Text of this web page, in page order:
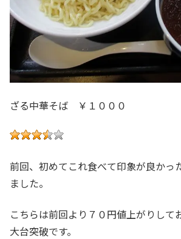
ざる中華そば ￥１０００
前回、初めてこれ食べて印象が良かっ
ました。
こちらは前回より７０円値上がりして
大台突破です。